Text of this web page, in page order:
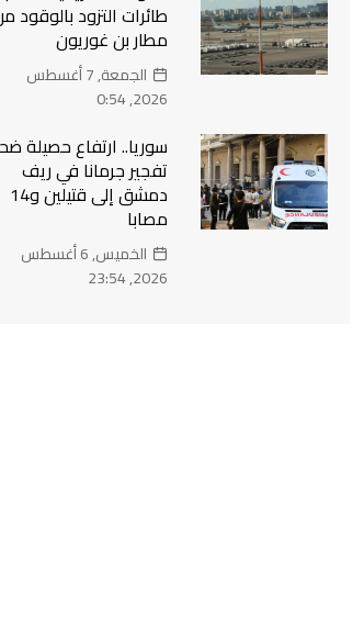
طائرات التزود بالوقود
مطار بن غوريون
الجمعة, 7 أغسطس
2026, 0:54
سوريا.. ارتفاع حصيلة
تفجير جرمانا في ريف
دمشق إلى قتيلين و14
مصابا
الخميس, 6 أغسطس
2026, 23:54